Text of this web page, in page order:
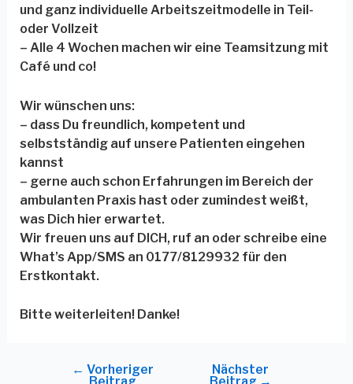
und ganz individuelle Arbeitszeitmodelle in Teil-
oder Vollzeit
– Alle 4 Wochen machen wir eine Teamsitzung mit
Café und co!
Wir wünschen uns:
– dass Du freundlich, kompetent und
selbstständig auf unsere Patienten eingehen
kannst
– gerne auch schon Erfahrungen im Bereich der
ambulanten Praxis hast oder zumindest weißt,
was Dich hier erwartet.
Wir freuen uns auf DICH, ruf an oder schreibe eine
What’s App/SMS an 0177/8129932 für den
Erstkontakt.
Bitte weiterleiten! Danke!
← Vorheriger Nächster